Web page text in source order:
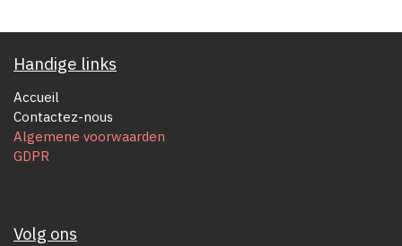
Handige links
Accueil
Contactez-nous
Algemene voorwaarden
GDPR
Volg ons